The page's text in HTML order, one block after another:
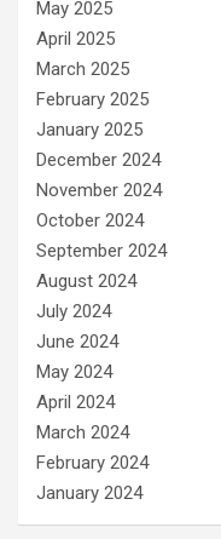
May 2025
April 2025
March 2025
February 2025
January 2025
December 2024
November 2024
October 2024
September 2024
August 2024
July 2024
June 2024
May 2024
April 2024
March 2024
February 2024
January 2024